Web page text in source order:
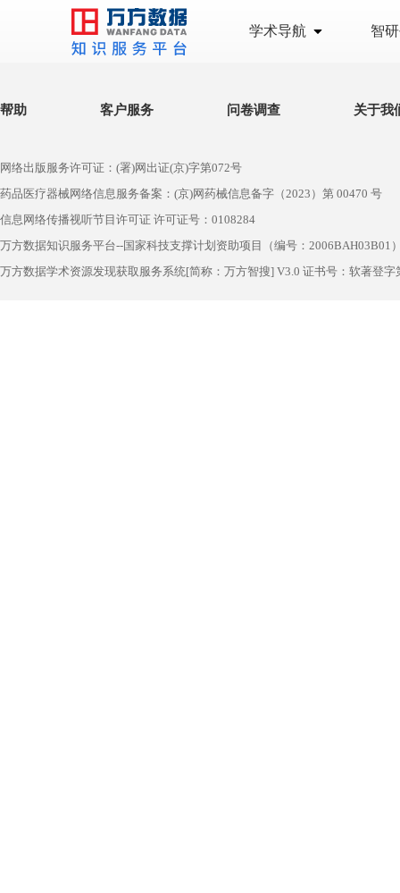
学术导航 智
帮助 客户服务 问卷调查 关于我
网络出版服务许可证：(署)网出证(京)字第072号
药品医疗器械网络信息服务备案：(京)网药械信息备字（2023）第 00470 号
信息网络传播视听节目许可证 许可证号：0108284
万方数据知识服务平台--国家科技支撑计划资助项目（编号：2006BAH03B01
万方数据学术资源发现获取服务系统[简称：万方智搜] V3.0 证书号：软著登字